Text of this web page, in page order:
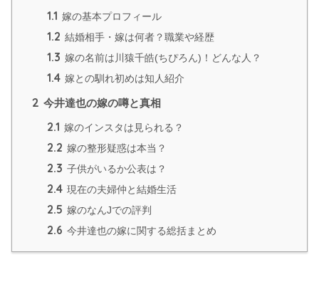
1.1 嫁の基本プロフィール
1.2 結婚相手・嫁は何者？職業や経歴
1.3 嫁の名前は川猿千皓(ちぴろん)！どんな人？
1.4 嫁との馴れ初めは知人紹介
2 今井達也の嫁の噂と真相
2.1 嫁のインスタは見られる？
2.2 嫁の整形疑惑は本当？
2.3 子供がいるか公表は？
2.4 現在の夫婦仲と結婚生活
2.5 嫁のなんJでの評判
2.6 今井達也の嫁に関する総括まとめ